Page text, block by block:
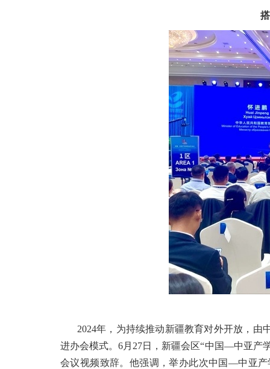
2024年，为持续推动新疆教育对外开放，
进办会模式。6月27日，新疆会区“中国—中亚产
会议视频致辞。他强调，举办此次中国—中亚